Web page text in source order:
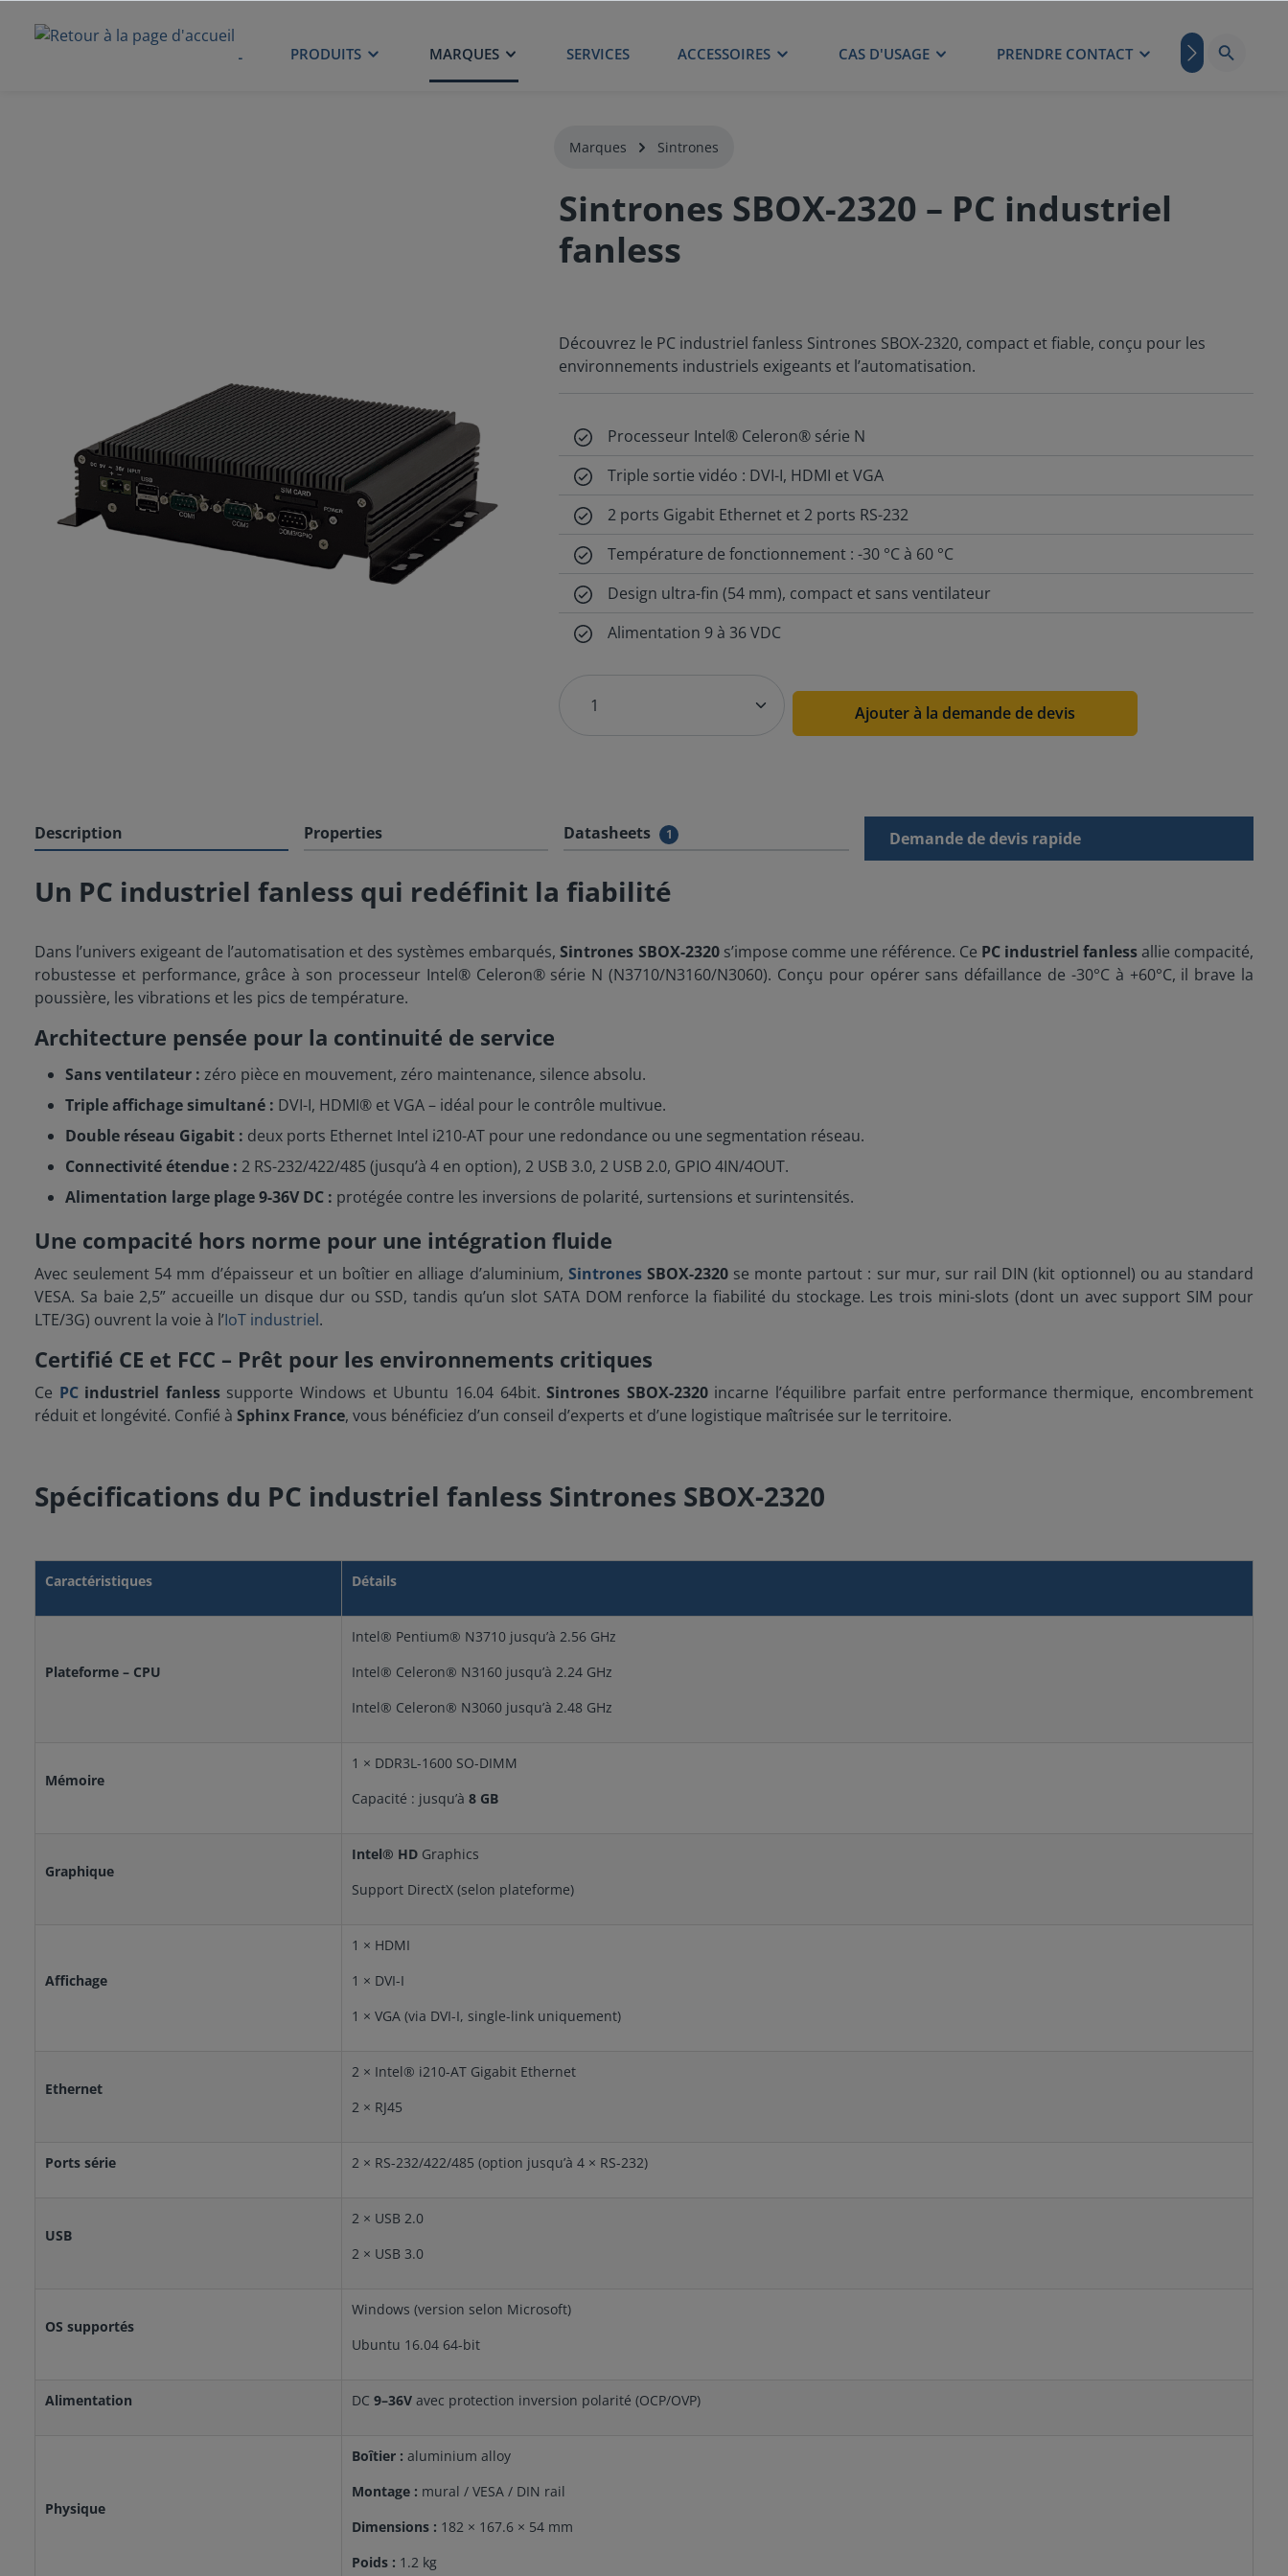
ACCUEIL PRODUITS MARQUES SERVICES ACCESSOIRES CAS D'USAGE PRENDRE CONTACT BLOG
Marques Sintrones
Sintrones SBOX-2320 – PC industriel
fanless
Découvrez le PC industriel fanless Sintrones SBOX-2320, compact et fiable, conçu pour les
environnements industriels exigeants et l’automatisation.
Processeur Intel® Celeron® série N
Triple sortie vidéo : DVI-I, HDMI et VGA
2 ports Gigabit Ethernet et 2 ports RS-232
Température de fonctionnement : -30 °C à 60 °C
Design ultra-fin (54 mm), compact et sans ventilateur
Alimentation 9 à 36 VDC
Ajouter à la demande de devis
Description Properties Datasheets 1 Demande de devis rapide
Un PC industriel fanless qui redéfinit la fiabilité
Dans l’univers exigeant de l’automatisation et des systèmes embarqués,Sintrones SBOX-2320s’impose comme une référence. Ce PC industriel fanlessallie compacité,
robustesse et performance, grâce à son processeur Intel® Celeron® série N (N3710/N3160/N3060). Conçu pour opérer sans défaillance de -30°C à +60°C, il brave la
poussière, les vibrations et les pics de température.
Architecture pensée pour la continuité de service
Sans ventilateur : zéro pièce en mouvement, zéro maintenance, silence absolu.
Triple affichage simultané : DVI-I, HDMI® et VGA – idéal pour le contrôle multivue.
Double réseau Gigabit : deux ports Ethernet Intel i210-AT pour une redondance ou une segmentation réseau.
Connectivité étendue : 2 RS-232/422/485 (jusqu’à 4 en option), 2 USB 3.0, 2 USB 2.0, GPIO 4IN/4OUT.
Alimentation large plage 9-36V DC : protégée contre les inversions de polarité, surtensions et surintensités.
Une compacité hors norme pour une intégration fluide
Avec seulement 54 mm d’épaisseur et un boîtier en alliage d’aluminium, SintronesSBOX-2320se monte partout : sur mur, sur rail DIN (kit optionnel) ou au standard
VESA. Sa baie 2,5” accueille un disque dur ou SSD, tandis qu’un slot SATA DOM renforce la fiabilité du stockage. Les trois mini-slots (dont un avec support SIM pour
LTE/3G) ouvrent la voie à l’IoT industriel.
Certifié CE et FCC – Prêt pour les environnements critiques
Ce PCindustriel fanlesssupporte Windows et Ubuntu 16.04 64bit.Sintrones SBOX-2320incarne l’équilibre parfait entre performance thermique, encombrement
réduit et longévité. Confié à Sphinx France, vous bénéficiez d’un conseil d’experts et d’une logistique maîtrisée sur le territoire.
Spécifications du PC industriel fanless Sintrones SBOX-2320
Caractéristiques Détails
Plateforme – CPU
Intel® Pentium® N3710 jusqu’à 2.56 GHz
Intel® Celeron® N3160 jusqu’à 2.24 GHz
Intel® Celeron® N3060 jusqu’à 2.48 GHz
Mémoire
1 × DDR3L-1600 SO-DIMM
Capacité : jusqu’à 8 GB
Graphique
Intel® HD Graphics
Support DirectX (selon plateforme)
Affichage
1 × HDMI
1 × DVI-I
1 × VGA (via DVI-I, single-link uniquement)
Ethernet
2 × Intel® i210-AT Gigabit Ethernet
2 × RJ45
Ports série 2 × RS-232/422/485 (option jusqu’à 4 × RS-232)
USB
2 × USB 2.0
2 × USB 3.0
OS supportés
Windows (version selon Microsoft)
Ubuntu 16.04 64-bit
Alimentation DC 9–36V avec protection inversion polarité (OCP/OVP)
Physique
Boîtier : aluminium alloy
Montage : mural / VESA / DIN rail
Dimensions : 182 × 167.6 × 54 mm
Poids : 1.2 kg